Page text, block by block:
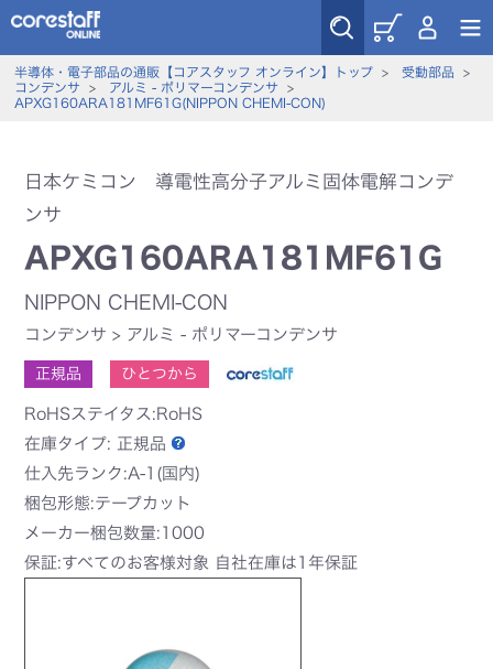
半導体・電子部品の通販【コアスタッフ オンライン】トップ> 受動部品 >
コンデンサ > アルミ - ポリマーコンデンサ >
APXG160ARA181MF61G(NIPPON CHEMI-CON)
日本ケミコン 導電性高分子アルミ固体電解コンデ
ンサ
APXG160ARA181MF61G
NIPPON CHEMI-CON
コンデンサ > アルミ - ポリマーコンデンサ
正規品 ひとつから
RoHSステイタス:RoHS
在庫タイプ: 正規品
仕入先ランク:A-1(国内)
梱包形態:テープカット
メーカー梱包数量:1000
保証:すべてのお客様対象 自社在庫は1年保証